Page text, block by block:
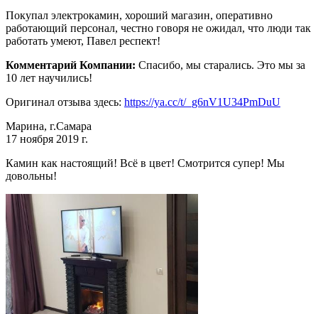
Покупал электрокамин, хороший магазин, оперативно
работающий персонал, честно говоря не ожидал, что люди так
работать умеют, Павел респект!
Комментарий Компании: Спасибо, мы старались. Это мы за
10 лет научились!
Оригинал отзыва здесь: https://ya.cc/t/_g6nV1U34PmDuU
Марина, г.Самара
17 ноября 2019 г.
Камин как настоящий! Всё в цвет! Смотрится супер! Мы
довольны!